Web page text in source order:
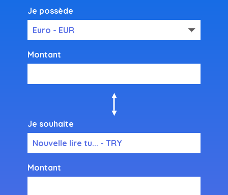
Je possède
Euro - EUR
Montant
Je souhaite
Nouvelle lire tu... - TRY
Montant